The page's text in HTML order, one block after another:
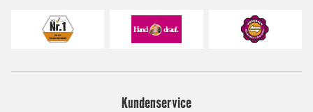
Kundenservice